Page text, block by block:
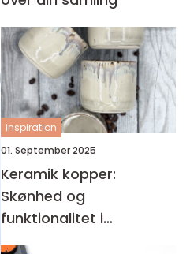
inspiration
01. September 2025
Keramik kopper:
Skønhed og
funktionalitet i
håndlavet design